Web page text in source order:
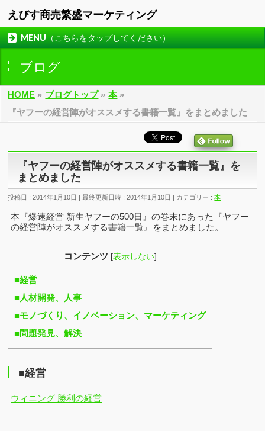
えびす商売繁盛マーケティング
MENU（こちらをタップしてください）
ブログ
HOME » ブログトップ» 本»
『ヤフーの経営陣がオススメする書籍一覧』をまとめました
『ヤフーの経営陣がオススメする書籍一覧』を
まとめました
投稿日 : 2014年1月10日 最終更新日時 : 2014年1月10日 カテゴリー :本
本『爆速経営 新生ヤフーの500日』の巻末にあった『ヤフー
の経営陣がオススメする書籍一覧』をまとめました。
コンテンツ [表示しない]
■経営
■人材開発、人事
■モノづくり、イノベーション、マーケティング
■問題発見、解決
■経営
ウィニング 勝利の経営